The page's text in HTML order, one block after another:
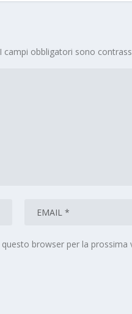
I campi obbligatori sono
browser per la